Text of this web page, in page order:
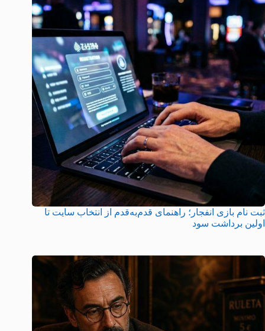
ثبت نام بازی انفجار؛ راهنمای قدم‌به‌قدم از انتخاب سایت تا
اولین برداشت سود